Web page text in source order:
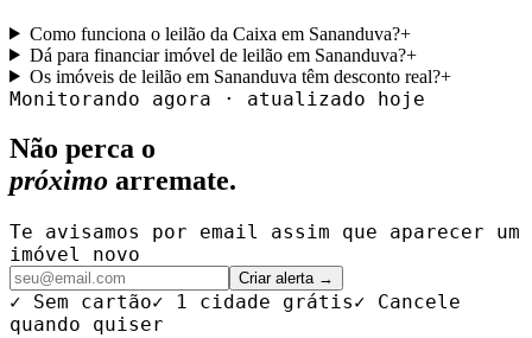
Como funciona o leilão da Caixa em Sananduva?+
Dá para financiar imóvel de leilão em Sananduva?+
Os imóveis de leilão em Sananduva têm desconto real?+
Monitorando agora · atualizado hoje
Não perca o
próximo arremate.
Te avisamos por email assim que aparecer um
imóvel novo
Criar alerta →
✓ Sem cartão✓ 1 cidade grátis✓ Cancele
quando quiser